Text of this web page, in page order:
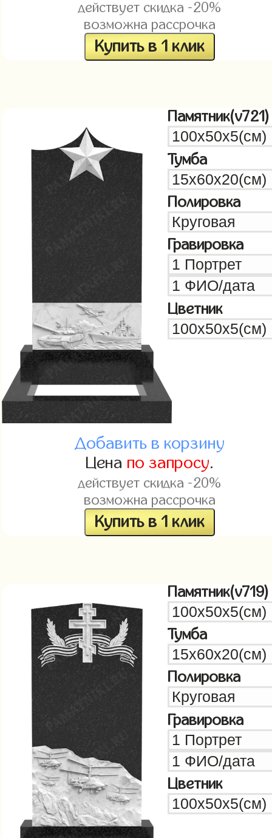
действует скидка -20%
возможна рассрочка
Купить в 1 клик
Памятник(v721)
Тумба
Полировка
Гравировка
Цветник
Добавить в корзину
Цена по запросу.
действует скидка -20%
возможна рассрочка
Купить в 1 клик
Памятник(v719)
Тумба
Полировка
Гравировка
Цветник